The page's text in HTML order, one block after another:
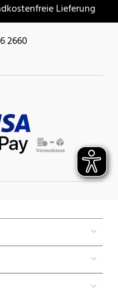
Lieferung
2660